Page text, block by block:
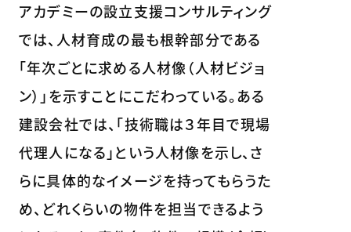
アカデミーの設立支援コンサルティング
では、人材育成の最も根幹部分である
「年次ごとに求める人材像（人材ビジョ
ン）」を示すことにこだわっている。ある
建設会社では、「技術職は３年目で現場
代理人になる」という人材像を示し、さ
らに具体的なイメージを持ってもらうた
め、どれくらいの物件を担当できるよう